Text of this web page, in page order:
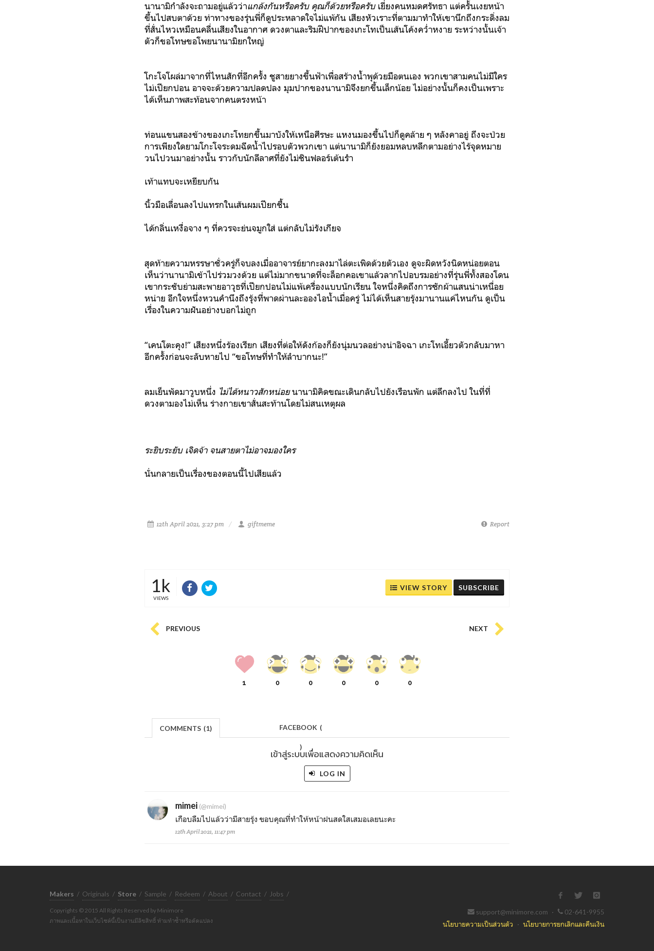
นานามิกำลังจะถามอยู่แล้วว่าแกล้งกันหรือครับ คุณก็ด้วยหรือครับเยี่ยงคนหมดศรัทธา แต่ครั้นเงยหน้า
ขึ้นไปสบตาด้วย ท่าทางของรุ่นพี่ก็ดูประหลาดใจไม่แพ้กัน เสียงหัวเราะที่ตามมาทำให้เขานึกถึงกระดิ่งลม
ที่สั่นไหวเหมือนคลื่นเสียงในอากาศ ดวงตาและริมฝีปากของเกะโทเป็นเส้นโค้งคว่ำหงาย ระหว่างนั้นเจ้า
ตัวก็ขอโทษขอโพยนานามิยกใหญ่
โกะโจโผล่มาจากที่ไหนสักที่อีกครั้ง ชูสายยางขึ้นฟ้าเพื่อสร้างน้ำพุด้วยมือตนเอง พวกเขาสามคนไม่มีใคร
ไม่เปียกปอน อาจจะด้วยความปลดปลง มุมปากของนานามิจึงยกขึ้นเล็กน้อย ไม่อย่างนั้นก็คงเป็นเพราะ
ได้เห็นภาพสะท้อนจากคนตรงหน้า
ท่อนแขนสองข้างของเกะโทยกขึ้นมาบังให้เหนือศีรษะ แหงนมองขึ้นไปก็ดูคล้าย ๆ หลังคาอยู่ ถึงจะป่วย
การเพียงใดยามโกะโจระดมฉีดน้ำไปรอบตัวพวกเขา แต่นานามิก็ยังยอมหลบหลีกตามอย่างไร้จุดหมาย
วนไปวนมาอย่างนั้น ราวกับนักลีลาศที่ยังไม่ชินฟลอร์เต้นรำ
เท้าแทบจะเหยียบกัน
นิ้วมือเลื่อนลงไปแทรกในเส้นผมเปียกชื้น
ได้กลิ่นเหงื่อจาง ๆ ที่ควรจะย่นจมูกใส่ แต่กลับไม่รังเกียจ
สุดท้ายความหรรษาชั่วครู่ก็จบลงเมื่ออาจารย์ยากะลงมาไล่ตะเพิดด้วยตัวเอง ดูจะผิดหวังนิดหน่อยตอน
เห็นว่านานามิเข้าไปร่วมวงด้วย แต่ไม่มากขนาดที่จะล็อกคอเขาแล้วลากไปอบรมอย่างที่รุ่นพี่ทั้งสองโดน
เขากระชับย่ามสะพายอาวุธที่เปียกปอนไม่แพ้เครื่องแบบนักเรียน ใจหนึ่งคิดถึงการซักผ้าแสนน่าเหนื่อย
หน่าย อีกใจหนึ่งหวนคำนึงถึงรุ้งที่พาดผ่านละอองไอน้ำเมื่อครู่ไม่ได้เห็นสายรุ้งมานานแค่ไหนกัน ดูเป็น
เรื่องในความฝันอย่างบอกไม่ถูก
“เคนโตะคุง!” เสียงหนึ่งร้องเรียก เสียงที่ต่อให้ดังก้องก็ยังนุ่มนวลอย่างน่าอิจฉา เกะโทเอี้ยวตัวกลับมาหา
อีกครั้งก่อนจะลับหายไป “ขอโทษที่ทำให้ลำบากนะ!”
ลมเย็นพัดมาวูบหนึ่ง ไม่ได้หนาวสักหน่อยนานามิคิดขณะเดินกลับไปยังเรือนพัก แต่ลึกลงไป ในที่ที่
ดวงตามองไม่เห็น ร่างกายเขาสั่นสะท้านโดยไม่สนเหตุผล
ระยิบระยับ เจิดจ้า จนสายตาไม่อาจมองใคร
นั่นกลายเป็นเรื่องของตอนนี้ไปเสียแล้ว
12th April 2021, 3:27 pm giftmeme Report
1k
VIEWS
VIEW STORY SUBSCRIBE
PREVIOUS NEXT
1 0 0 0 0 0
COMMENTS (1) FACEBOOK (
)
เข้าสู่ระบบเพื่อแสดงความคิดเห็น
LOG IN
mimei(@mimei)
เกือบลืมไปแล้วว่ามีสายรุ้ง ขอบคุณที่ทำให้หน้าฝนสดใสเสมอเลยนะคะ
12th April 2021, 11:47 pm
Makers / Originals / Store / Sample / Redeem / About / Contact / Jobs /
Copyrights © 2015 All Rights Reserved by Minimore
ภาพและเนื้อหาในเว็บไซต์นี้เป็นงานมีลิขสิทธิ์ ห้ามทำซ้ำหรือดัดแปลง
support@minimore.com ·
02-641-9955
นโยบายความเป็นส่วนตัว · นโยบายการยกเลิกและคืนเงิน